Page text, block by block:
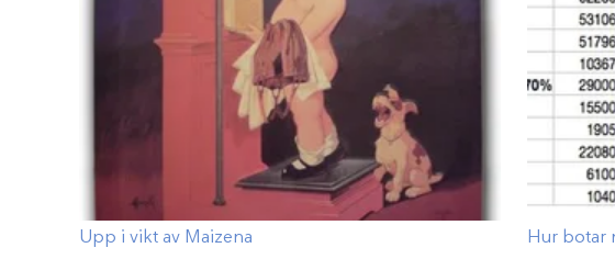
Upp i vikt av Maizena Hur botar